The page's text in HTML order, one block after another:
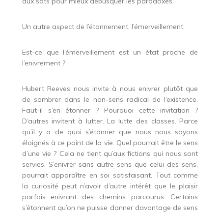
Un autre aspect de l’étonnement, l’émerveillement.
Est-ce que l’émerveillement est un état proche de
l’enivrement ?
Hubert Reeves nous invite à nous enivrer plutôt que
de sombrer dans le non-sens radical de l’existence.
Faut-il s’en étonner ? Pourquoi cette invitation ?
D’autres invitent à lutter. La lutte des classes. Parce
qu’il y a de quoi s’étonner que nous nous soyons
éloignés à ce point de la vie. Quel pourrait être le sens
d’une vie ? Cela ne tient qu’aux fictions qui nous sont
servies. S’enivrer sans autre sens que celui des sens,
pourrait apparaître en soi satisfaisant. Tout comme
la curiosité peut n’avoir d’autre intérêt que le plaisir
parfois enivrant des chemins parcourus. Certains
s’étonnent qu’on ne puisse donner davantage de sens